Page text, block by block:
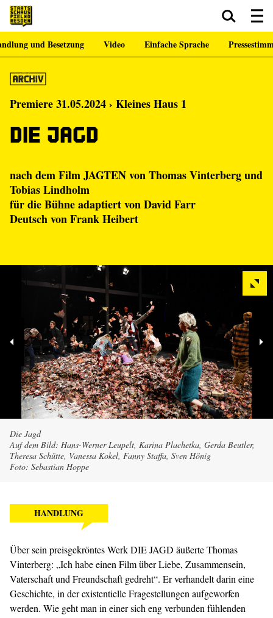
Zum Hauptinhalt springen Zum Footer springen
und Besetzung Video Einfache Sprache
Premiere 31.05.2024 › Kleines Haus 1
Die Jagd
nach dem Film JAGTEN von Thomas Vinterberg und
Tobias Lindholm
für die Bühne adaptiert von David Farr
Deutsch von Frank Heibert
Die Jagd
Auf dem Bild: Hans-Werner Leupelt, Karina Plachetka, Gerda Beutler,
Theresa Schütte, Vanessa Kokel, Fanny Staffa, Sven Hönig
Foto: Sebastian Hoppe
HANDLUNG
Über sein preisgekröntes Werk DIE JAGD äußerte Thomas
Vinterberg: „Ich habe einen Film über Liebe, Zusammensein,
Vaterschaft und Freundschaft gedreht“. Er verhandelt darin eine
Geschichte, in der existentielle Fragestellungen aufgeworfen
werden. Wie geht man in einer sich eng verbunden fühlenden